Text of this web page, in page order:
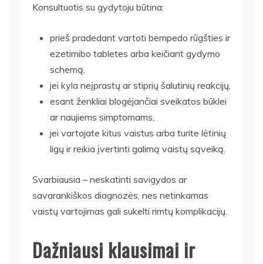
Konsultuotis su gydytoju būtina:
prieš pradedant vartoti bempedo rūgšties ir
ezetimibo tabletes arba keičiant gydymo
schemą,
jei kyla neįprastų ar stiprių šalutinių reakcijų,
esant ženkliai blogėjančiai sveikatos būklei
ar naujiems simptomams,
jei vartojate kitus vaistus arba turite lėtinių
ligų ir reikia įvertinti galimą vaistų sąveiką.
Svarbiausia – neskatinti savigydos ar
savarankiškos diagnozės, nes netinkamas
vaistų vartojimas gali sukelti rimtų komplikacijų.
Dažniausi klausimai ir